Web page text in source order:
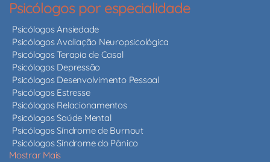
Psicólogos por especialidade
Psicólogos Ansiedade
Psicólogos Avaliação Neuropsicológica
Psicólogos Terapia de Casal
Psicólogos Depressão
Psicólogos Desenvolvimento Pessoal
Psicólogos Estresse
Psicólogos Relacionamentos
Psicólogos Saúde Mental
Psicólogos Síndrome de Burnout
Psicólogos Síndrome do Pânico
Mostrar Mais